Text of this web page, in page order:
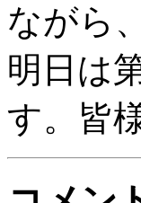
ながら
明日は
す。皆